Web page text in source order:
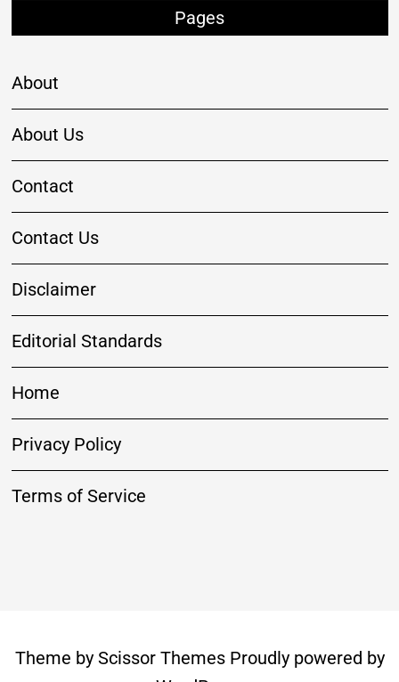
Pages
About
About Us
Contact
Contact Us
Disclaimer
Editorial Standards
Home
Privacy Policy
Terms of Service
Theme by Scissor ThemesProudly powered by